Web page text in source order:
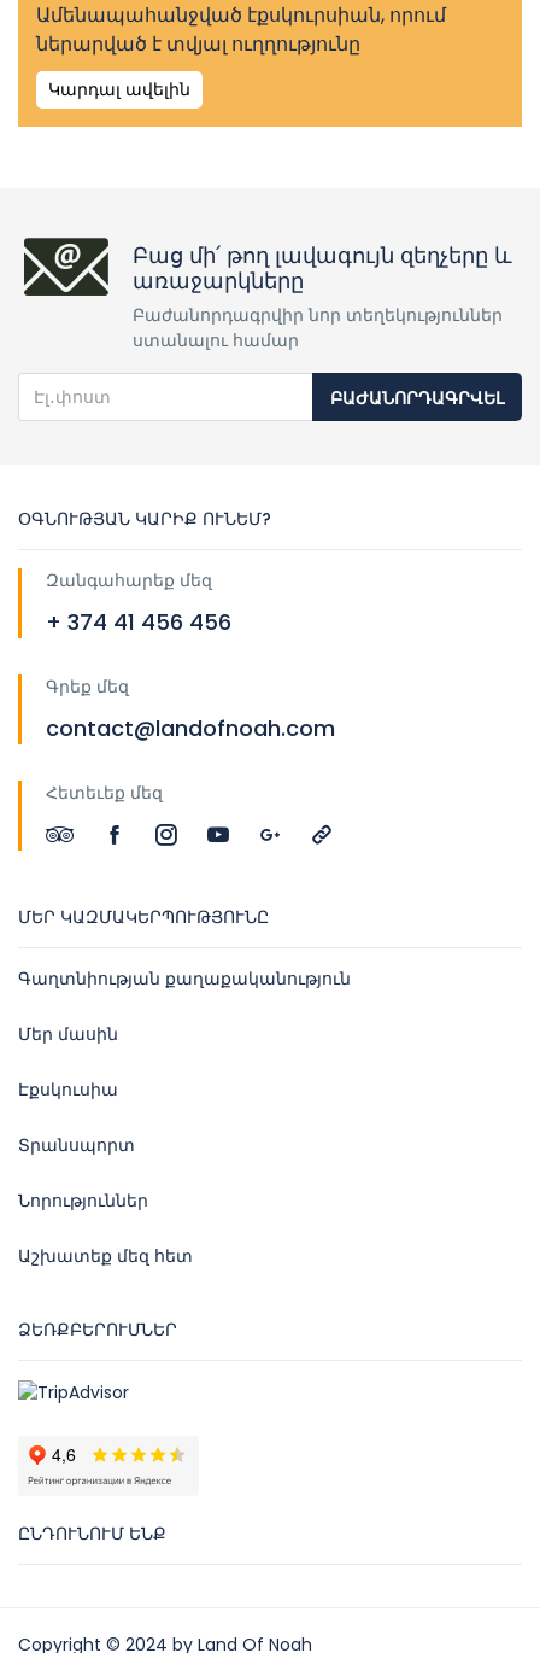
Ամենապահանջված էքսկուրսիան, որում
ներարված է տվյալ ուղղությունը
Կարդալ ավելին
Բաց մի՛ թող լավագույն զեղչերը և
առաջարկները
Բաժանորդագրվիր նոր տեղեկություններ
ստանալու համար
ԲԱԺԱՆՈՐԴԱԳՐՎԵԼ
ՕԳՆՈՒԹՅԱՆ ԿԱՐԻՔ ՈՒՆԵՄ?
Զանգահարեք մեզ
+ 374 41 456 456
Գրեք մեզ
contact@landofnoah.com
Հետեւեք մեզ
ՄԵՐ ԿԱԶՄԱԿԵՐՊՈՒԹՅՈՒՆԸ
Գաղտնիության քաղաքականություն
Մեր մասին
Էքսկուսիա
Տրանսպորտ
Նորություններ
Աշխատեք մեզ հետ
ՁԵՌՔԲԵՐՈՒՄՆԵՐ
ԸՆԴՈՒՆՈՒՄ ԵՆՔ
Copyright © 2024 by Land Of Noah